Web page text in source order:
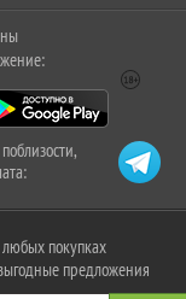
покупках
предложения